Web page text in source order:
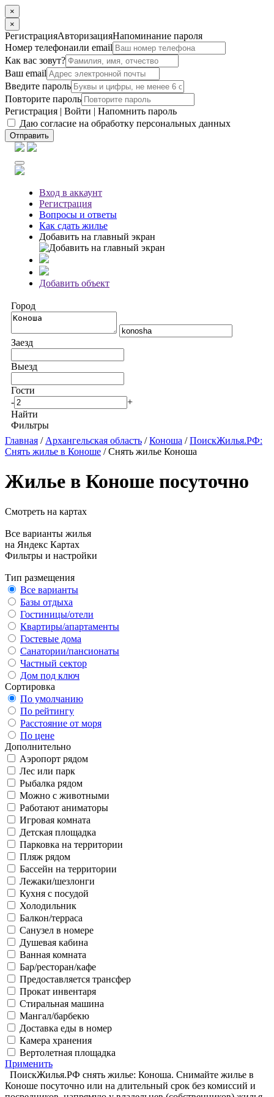
×
×
РегистрацияАвторизацияНапоминание пароля
Номер телефонаили email
Как вас зовут?
Ваш email
Введите пароль
Повторите пароль
Регистрация | Войти | Напомнить пароль
Даю согласие на обработку персональных данных
Отправить
Вход в аккаунт
Регистрация
Вопросы и ответы
Как сдать жилье
Добавить на главный экран
Добавить объект
Город
Заезд
Выезд
Гости
-
+
Найти
Фильтры
Главная / Архангельская область /Коноша /ПоискЖилья.РФ:
Снять жилье в Коноше / Снять жилье Коноша
Жилье в Коноше посуточно
Смотреть на картах
Все варианты жилья
на Яндекс Картах
Фильтры и настройки
Тип размещения
Все варианты
Базы отдыха
Гостиницы/отели
Квартиры/апартаменты
Гостевые дома
Санатории/пансионаты
Частный сектор
Дом под ключ
Сортировка
По умолчанию
По рейтингу
Расстояние от моря
По цене
Дополнительно
Аэропорт рядом
Лес или парк
Рыбалка рядом
Можно с животными
Работают аниматоры
Игровая комната
Детская площадка
Парковка на территории
Пляж рядом
Бассейн на территории
Лежаки/шезлонги
Кухня с посудой
Холодильник
Балкон/терраса
Санузел в номере
Душевая кабина
Ванная комната
Бар/ресторан/кафе
Предоставляется трансфер
Прокат инвентаря
Стиральная машина
Мангал/барбекю
Доставка еды в номер
Камера хранения
Вертолетная площадка
Применить
ПоискЖилья.РФ снять жилье: Коноша. Снимайте жилье в
Коноше посуточно или на длительный срок без комиссий и